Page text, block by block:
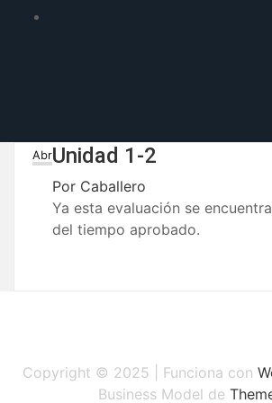
AbrUnidad 1-2
Por Caballero
Ya esta evaluación se
del tiempo aprobado.
Copyright © 2025 | Funciona con
Business Model de